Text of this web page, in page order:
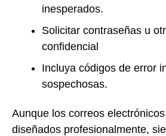
inesperados.
Solicitar contraseñas u
confidencial
Incluya códigos de error
sospechosas.
Aunque los correos
diseñados profesionalmente,